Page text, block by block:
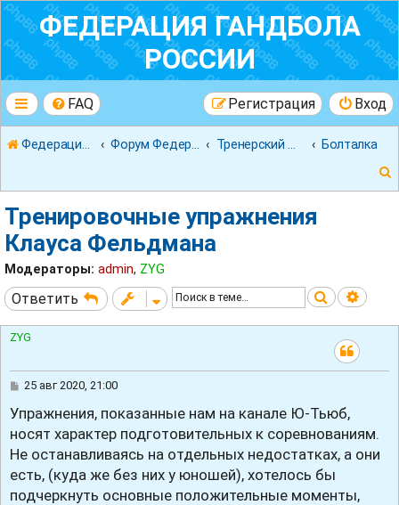
ФЕДЕРАЦИЯ ГАНДБОЛА
РОССИИ
FAQ Вход
Регистрация
Федерация гандбола России
Болталка
Тренировочные упражнения
Клауса Фельдмана
Модераторы: admin, ZYG
Ответить Поиск
ZYG
С
о
щ
е
и
е
25 авг 2020, 21:00
Упражнения, показанные нам на канале Ю-Тьюб,
носят характер подготовительных к соревнованиям.
Не останавливаясь на отдельных недостатках, а они
есть, (куда же без них у юношей), хотелось бы
подчеркнуть основные положительные моменты,